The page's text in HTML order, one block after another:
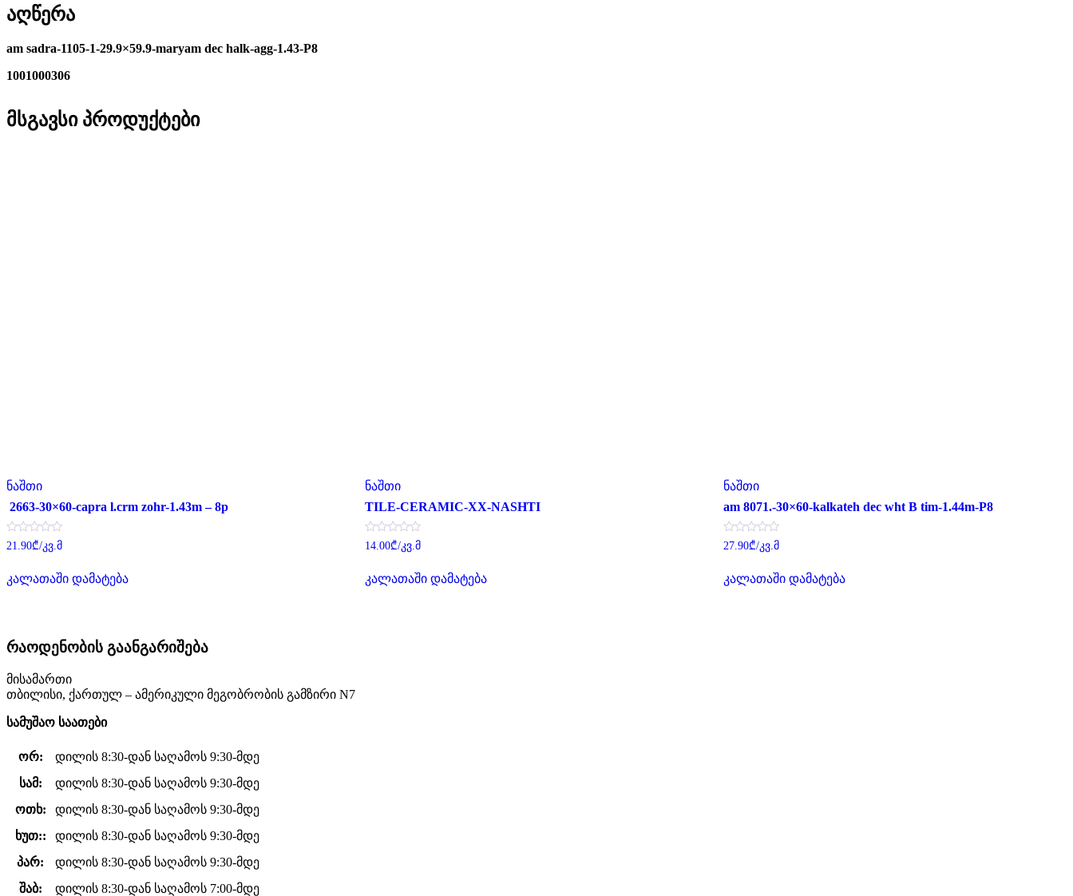
აღწერა
am sadra-1105-1-29.9×59.9-maryam dec halk-agg-1.43-P8
1001000306
მსგავსი პროდუქტები
ნაშთი
2663-30×60-capra l.crm zohr-1.43m – 8p
შეფასება
0
5-
დან
21.90₾/კვ.მ
კალათაში დამატება
ნაშთი
TILE-CERAMIC-XX-NASHTI
შეფასება
0
5-
დან
14.00₾/კვ.მ
კალათაში დამატება
ნაშთი
am 8071.-30×60-kalkateh dec wht B tim-1.44m-P8
შეფასება
0
5-
დან
27.90₾/კვ.მ
კალათაში დამატება
რაოდენობის გაანგარიშება
მისამართი
თბილისი, ქართულ – ამერიკული მეგობრობის გამზირი N7
სამუშაო საათები
ორ:
დილის 8:30-დან საღამოს 9:30-მდე
სამ:
დილის 8:30-დან საღამოს 9:30-მდე
ოთხ:
დილის 8:30-დან საღამოს 9:30-მდე
ხუთ::
დილის 8:30-დან საღამოს 9:30-მდე
პარ:
დილის 8:30-დან საღამოს 9:30-მდე
შაბ:
დილის 8:30-დან საღამოს 7:00-მდე